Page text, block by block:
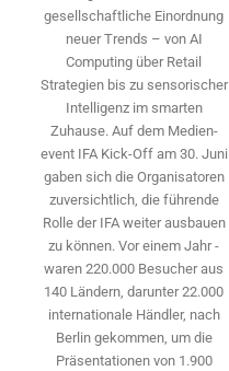
gesellschaftliche Einordnung
neuer Trends – von AI
Computing über Retail
Strategien bis zu sensorischer
Intelligenz im smarten
Zuhause. Auf dem Medien­
event IFA Kick-Off am 30. Juni
gaben sich die Organisatoren
zuversichtlich, die führende
Rolle der IFA weiter ausbauen
zu können. Vor einem Jahr ­
waren 220.000 Besucher aus
140 ­Ländern, ­darunter 22.000
internationale Händler, nach
Berlin gekommen, um die
Präsen­tationen von 1.900